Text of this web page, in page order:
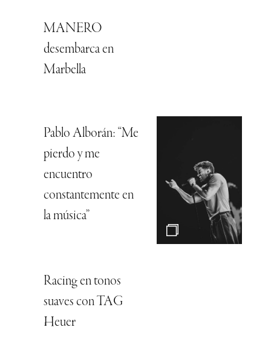
MANERO
desembarca en
Marbella
Pablo Alborán: “Me
pierdo y me
encuentro
constantemente en
la música”
Racing en tonos
suaves con TAG
Heuer